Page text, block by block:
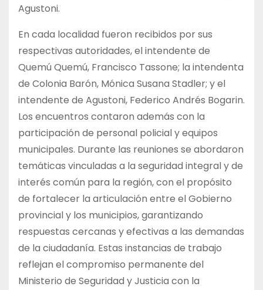
Agustoni.
En cada localidad fueron recibidos por sus
respectivas autoridades, el intendente de
Quemú Quemú, Francisco Tassone; la intendenta
de Colonia Barón, Mónica Susana Stadler; y el
intendente de Agustoni, Federico Andrés Bogarin.
Los encuentros contaron además con la
participación de personal policial y equipos
municipales. Durante las reuniones se abordaron
temáticas vinculadas a la seguridad integral y de
interés común para la región, con el propósito
de fortalecer la articulación entre el Gobierno
provincial y los municipios, garantizando
respuestas cercanas y efectivas a las demandas
de la ciudadanía. Estas instancias de trabajo
reflejan el compromiso permanente del
Ministerio de Seguridad y Justicia con la